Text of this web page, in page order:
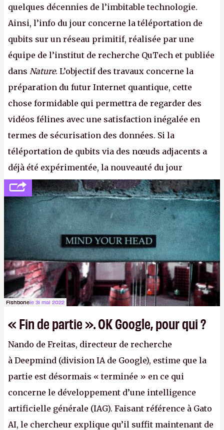
quelques décennies de l’imbitable technologie.
Ainsi, l’info du jour concerne la téléportation de
qubits sur un réseau primitif, réalisée par une
équipe de l’institut de recherche QuTech et publiée
dans Nature. L’objectif des travaux concerne la
préparation du futur Internet quantique, cette
chose formidable qui permettra de regarder des
vidéos félines avec une satisfaction inégalée en
termes de sécurisation des données. Si la
téléportation de qubits via des nœuds adjacents a
déjà été expérimentée, la nouveauté du jour
concerne le recours à des nœuds distants, pour ne
pas dire un réseau quantique multimédia interactif
(avec l’option Péritel). (
http://cpc.cx/AH432N4
Crédit photo : QuTech / Nature)
Fishbonele 31 mai 2022
« Fin de partie ». OK Google, pour qui ?
Nando de Freitas, directeur de recherche
à Deepmind (division IA de Google), estime que la
partie est désormais « terminée » en ce qui
concerne le développement d’une intelligence
artificielle générale (IAG). Faisant référence à Gato
AI, le chercheur explique qu’il suffit maintenant de